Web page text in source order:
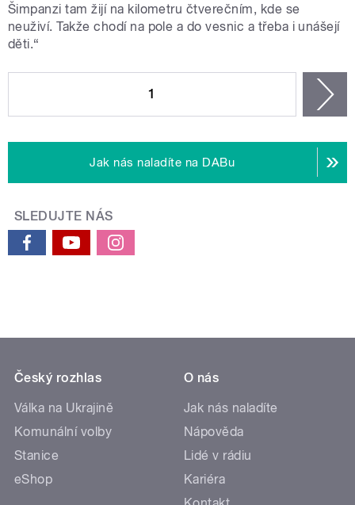
Šimpanzi tam žijí na kilometru čtverečním, kde se
neuživí. Takže chodí na pole a do vesnic a třeba i unášejí
děti.“
1
Jak nás naladíte na DABu
SLEDUJTE NÁS
Český rozhlas
Válka na Ukrajině
Komunální volby
Stanice
eShop
O nás
Jak nás naladíte
Nápověda
Lidé v rádiu
Kariéra